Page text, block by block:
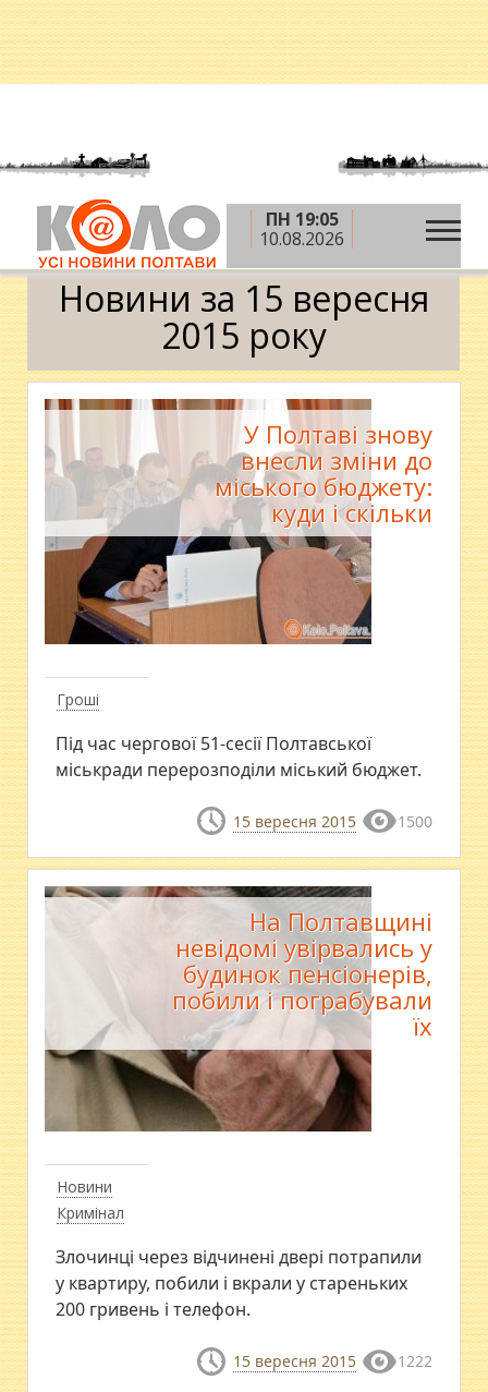
ПН 19:05
10.08.2026
Головна » 2015 рік » вересень »15 вересня
Календар
Новини за 15 вересня
2015 року
Гроші
У Полтаві знову
внесли зміни до
міського бюджету:
куди і скільки
Під час чергової 51-сесії Полтавської
міськради перерозподіли міський бюджет.
15 вересня 2015 1500
Новини
Кримінал
На Полтавщині
невідомі увірвались у
будинок пенсіонерів,
побили і пограбували
їх
Злочинці через відчинені двері потрапили
у квартиру, побили і вкрали у стареньких
200 гривень і телефон.
15 вересня 2015 1222